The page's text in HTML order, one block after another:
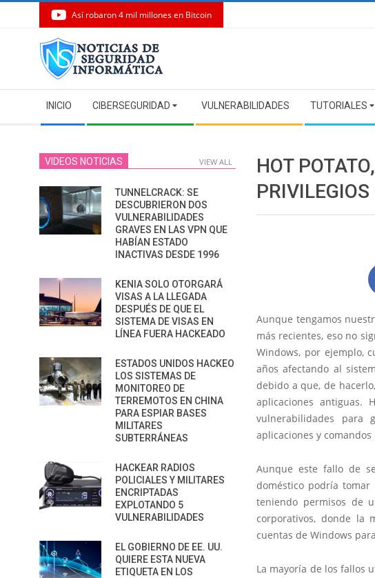
Así robaron 4 mil millones en Bitcoin
Navigation
Menu
INICIO CIBERSEGURIDAD VULNERABILIDADES TUTORIALES
HOT
Aunque tengamos
más recientes, eso no
Windows, por ejemplo,
años afectando al
debido a que, de
aplicaciones antiguas.
vulnerabilidades para
aplicaciones y comandos
Aunque este fallo de
doméstico podría
teniendo permisos de
corporativos, donde la
cuentas de Windows
La mayoría de los fallos
VIDEOS NOTICIAS VIEW ALL
TUNNELCRACK: SE
DESCUBRIERON DOS
VULNERABILIDADES
GRAVES EN LAS VPN QUE
HABÍAN ESTADO
INACTIVAS DESDE 1996
KENIA SOLO OTORGARÁ
VISAS A LA LLEGADA
DESPUÉS DE QUE EL
SISTEMA DE VISAS EN
LÍNEA FUERA HACKEADO
ESTADOS UNIDOS HACKEO
LOS SISTEMAS DE
MONITOREO DE
TERREMOTOS EN CHINA
PARA ESPIAR BASES
MILITARES
SUBTERRÁNEAS
HACKEAR RADIOS
POLICIALES Y MILITARES
ENCRIPTADAS
EXPLOTANDO 5
VULNERABILIDADES
EL GOBIERNO DE EE. UU.
QUIERE ESTA NUEVA
ETIQUETA EN LOS